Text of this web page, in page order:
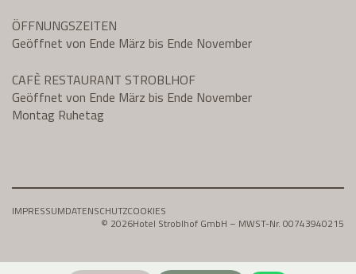
ÖFFNUNGSZEITEN
Geöffnet von Ende März bis Ende November
CAFÈ RESTAURANT STROBLHOF
Geöffnet von Ende März bis Ende November
Montag Ruhetag
IMPRESSUMDATENSCHUTZCOOKIES
© 2026Hotel Stroblhof GmbH – MWST-Nr. 00743940215